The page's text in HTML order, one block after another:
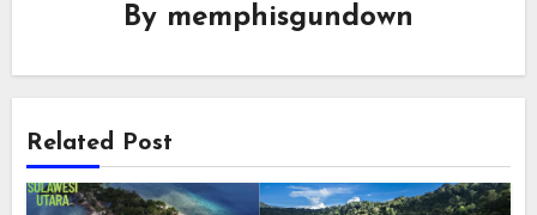
By memphisgundown
Related Post